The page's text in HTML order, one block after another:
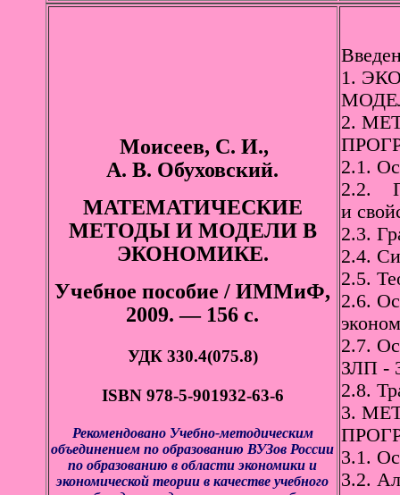
Моисеев, С. И.,
А. В. Обуховский.
МАТЕМАТИЧЕСКИЕ
МЕТОДЫ И МОДЕЛИ В
ЭКОНОМИКЕ.
Учебное пособие / ИММиФ,
2009. — 156 с.
УДК 330.4(075.8)
ISBN 978-5-901932-63-6
Рекомендовано Учебно-методическим
объединением по образованию ВУЗов России
по образованию в области экономики и
экономической теории в качестве учебного
1.
2.
2.1.
2.2.
и
2.3.
2.4.
2.5.
2.6.
2.7.
ЗЛП -
2.8.
3.
3.1.
3.2.